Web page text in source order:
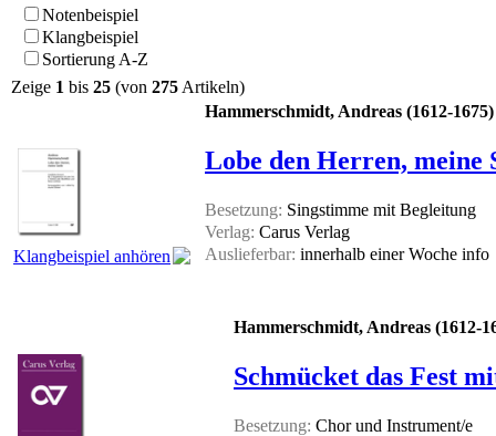
Notenbeispiel
Klangbeispiel
Sortierung A-Z
Zeige 1 bis 25 (von 275Artikeln)
Klangbeispiel anhören
Hammerschmidt, Andreas (1612-1675)
Lobe den Herren,
Besetzung: Singstimme mit Begleitung
Verlag: Carus Verlag
Auslieferbar: innerhalb einer Woche info
Hammerschmidt, Andreas (1612-
Schmücket das Fest
Besetzung: Chor und Instrument/e